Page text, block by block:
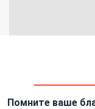
Помните ваше